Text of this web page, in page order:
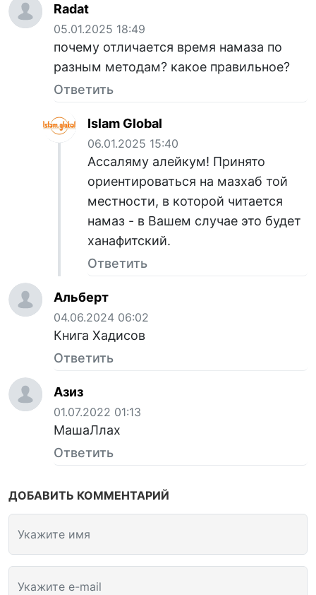
Radat
05.01.2025 18:49
почему отличается время намаза по
разным методам? какое правильное?
Ответить
Islam Global
06.01.2025 15:40
Ассаляму алейкум! Принято
ориентироваться на мазхаб той
местности, в которой читается
намаз - в Вашем случае это будет
ханафитский.
Ответить
Альберт
04.06.2024 06:02
Книга Хадисов
Ответить
Азиз
01.07.2022 01:13
МашаЛлах
Ответить
ДОБАВИТЬ КОММЕНТАРИЙ
Укажите имя
Укажите e-mail